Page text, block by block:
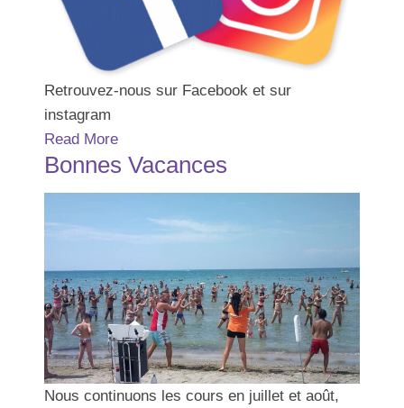
Retrouvez-nous sur Facebook et sur
instagram
Read More
Bonnes Vacances
Nous continuons les cours en juillet et août,